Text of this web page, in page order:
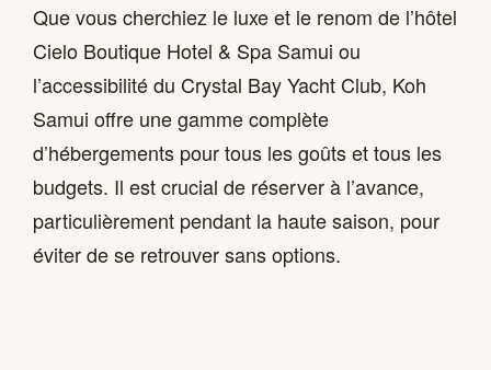
Que vous cherchiez le luxe et le renom de l’hôtel
Cielo Boutique Hotel & Spa Samui ou
l’accessibilité du Crystal Bay Yacht Club, Koh
Samui offre une gamme complète
d’hébergements pour tous les goûts et tous les
budgets. Il est crucial de réserver à l’avance,
particulièrement pendant la haute saison, pour
éviter de se retrouver sans options.